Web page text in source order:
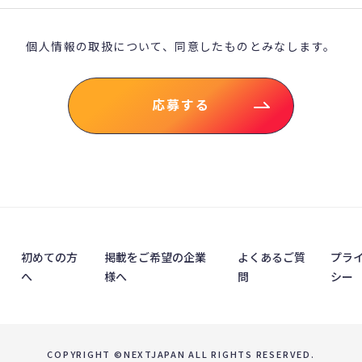
個人情報の取扱について、 同意したものとみなします。
応募する
初めての方
へ
掲載をご希望の企業
様へ
よくあるご質
問
プラ
シー
COPYRIGHT ©NEXTJAPAN ALL RIGHTS RESERVED.